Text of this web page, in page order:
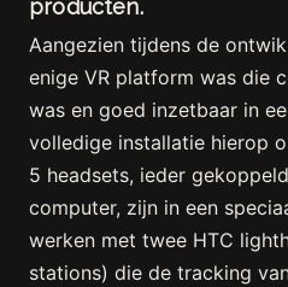
producten.
Aangezien tijdens de
enige VR platform was die
was en goed inzetbaar in
volledige installatie hierop
5 headsets, ieder
computer, zijn in een
werken met twee HTC
stations) die de tracking